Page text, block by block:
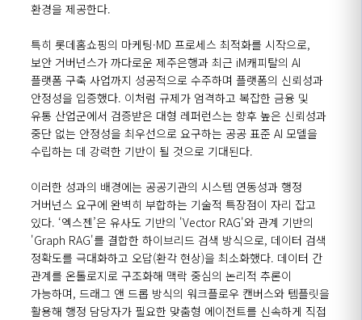
환경을 제공한다.
특히 롯데홈쇼핑의 마케팅·MD 프로세스 최적화를 시작으로,
보안 거버넌스가 까다로운 제주은행과 최근 iM캐피탈의 AI
플랫폼 구축 사업까지 성공적으로 수주하며 플랫폼의 신뢰성과
안정성을 입증했다. 이처럼 규제가 엄격하고 복잡한 금융 및
유통 산업군에서 검증받은 대형 레퍼런스는 향후 높은 신뢰성과
중단 없는 안정성을 최우선으로 요구하는 공공 표준 AI 모델을
수립하는 데 강력한 기반이 될 것으로 기대된다.
이러한 성과의 배경에는 공공기관의 시스템 연동성과 행정
거버넌스 요구에 완벽히 부합하는 기술적 특장점이 자리 잡고
있다. ‘엑스젠’은 유사도 기반의 'Vector RAG'와 관계 기반의
'Graph RAG'를 결합한 하이브리드 검색 방식으로, 데이터 검색
정확도를 극대화하고 오답(환각 현상)을 최소화했다. 데이터 간
관계를 온톨로지로 구조화해 맥락 중심의 논리적 추론이
가능하며, 드래그 앤 드롭 방식의 워크플로우 캔버스와 템플릿을
활용해 행정 담당자가 필요한 맞춤형 에이전트를 신속하게 직접